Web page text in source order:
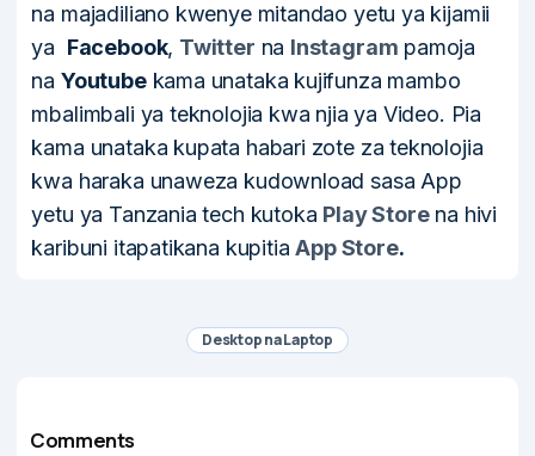
na majadiliano kwenye mitandao yetu ya kijamii
ya Facebook, Twitter na Instagram pamoja
na Youtubekama unataka kujifunza mambo
mbalimbali ya teknolojia kwa njia ya Video. Pia
kama unataka kupata habari zote za teknolojia
kwa haraka unaweza kudownload sasa App
yetu ya Tanzania tech kutoka Play Storena hivi
karibuni itapatikana kupitiaApp Store.
Desktop na Laptop
Comments